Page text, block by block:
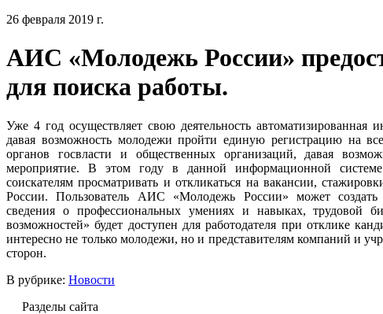
26 февраля 2019 г.
АИС «Молодежь России»
для поиска работы.
Уже 4 год осуществляет свою деятельность
давая возможность молодежи пройти единую регистрацию на
органов госвласти и общественных организаций, давая
мероприятие. В этом году в данной информационной
соискателям просматривать и откликаться на вакансии,
России. Пользователь АИС «Молодежь России» может создать
сведения о профессиональных умениях и навыках, трудовой
возможностей» будет доступен для работодателя при отклике
интересно не только молодежи, но и представителям компаний и
сторон.
В рубрике: Новости
Разделы сайта